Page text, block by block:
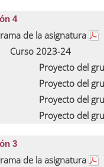
4
de la asignatura
Curso 2023-24
Proyecto del
Proyecto del
Proyecto del
Proyecto del
3
de la asignatura